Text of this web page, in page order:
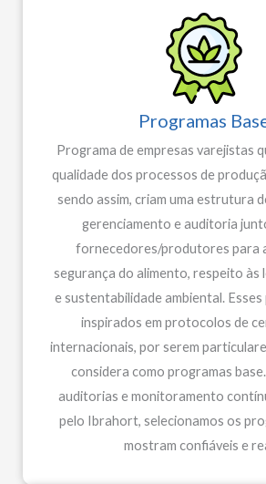
Programas
Programa de empresas varejistas
qualidade dos processos de
sendo assim, criam uma estrutura
gerenciamento e auditoria
fornecedores/produtores para
segurança do alimento, respeito às
e sustentabilidade ambiental.
inspirados em protocolos de
internacionais, por serem
considera como programas
auditorias e monitoramento
pelo Ibrahort, selecionamos os
mostram confiáveis e